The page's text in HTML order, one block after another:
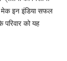
इन इंडिया सफल
को यह